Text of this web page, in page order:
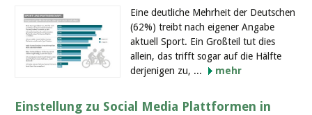
Eine deutliche Mehrheit der Deutschen
(62%) treibt nach eigener Angabe
aktuell Sport. Ein Großteil tut dies
allein, das trifft sogar auf die Hälfte
derjenigen zu, ...
mehr
Einstellung zu Social Media Plattformen in